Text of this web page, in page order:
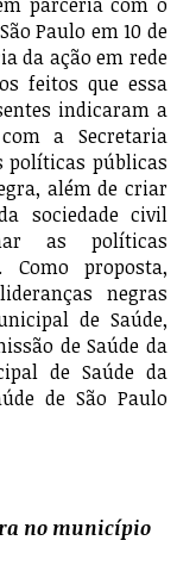
Paulo em 10 de
da ação em rede
feitos que essa
indicaram a
a Secretaria
políticas públicas
além de criar
sociedade civil
as políticas
proposta,
negras
de Saúde,
de Saúde da
de Saúde da
de São Paulo
no município